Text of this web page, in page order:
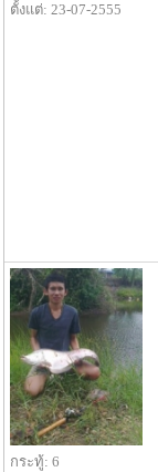
ตั้งแต่: 23-07-2555
กระทู้: 6